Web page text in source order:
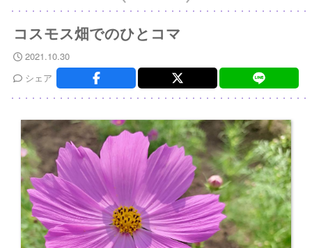
コスモス畑でのひとコマ
2021.10.30
シェア